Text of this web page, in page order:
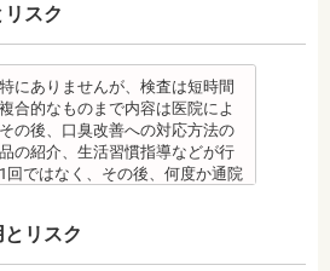
合は、治療期間が延びることが
が改善されても、まだ歯が元の
傾向があるため、一定期間動か
にとどめておく保定が必要で
するまでの保定期間には個人差
も歯科医師の指示を守ってくだ
なかったり、定期的な来院がで
治療期間が延びる場合がありま
、骨の硬さ、歯のかたちの場合
なる場合があります。
、歯並びに悪影響をあたえる癖
、治療期間が延びる場合があり
傾向があるため、一定期間動か
。
があります。その際は歯科医院
。
なりのストレスを受ける患者様
装着するため、食べかすが詰ま
病を招きやすくなります。（矯
箇所の虫歯治療は、基本的に矯
する場合もあります。
しできる矯正装置や補助装置の
い人もいます。
ト噴射で歯に吹き付け、歯にこ
とすことができます。
やタバコのヤニ除去の用途とし
、歯周ポケット内の歯周病の細
ります。
利佳先生
命歯学部卒業
抗生物質を使用している場合も
ことがあるので時期を延ばす場
保険の適用外となり自由診療と
性質、虫歯の原因菌の量を知
フケア強化を目的とした検査で
る程歯が溶けやすい）
スク
にありませんが、検査は短時間
合的なものまで内容は医院によ
の後、口臭改善への対応方法の
の紹介、生活習慣指導などが行
回ではなく、その後、何度か通院
と関わりがあることも多く、口
リスク